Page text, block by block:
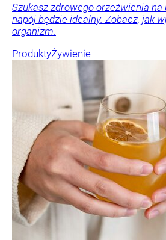
Szukasz zdrowego orzeźwienia na
napój będzie idealny. Zobacz, jak
organizm.
ProduktyŻywienie